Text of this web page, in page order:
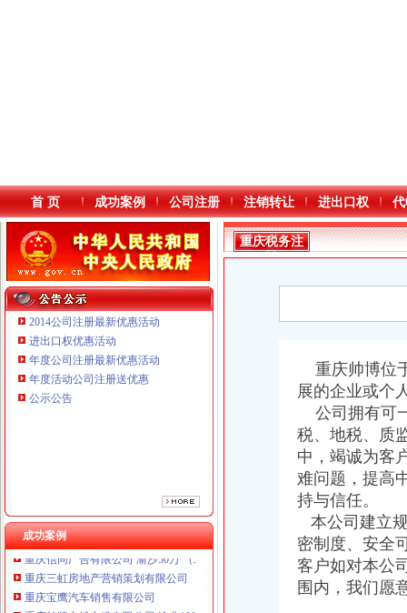
本站导航
首 页 成功案例 公司注册 注销转让 进出口权
2014公司注册最新优惠活动
进出口权优惠活动
年度公司注册最新优惠活动
年度活动公司注册送优惠
公示公告
成功案例
重庆鸽牌电线电缆有限公司 渝北10010万 (进出口权)
重庆海谛升进出口贸易有限公司 渝北100万 （进出口权）
重庆奕欣锦诚商贸有限公司 渝九50万 （工商注册）
重庆信同广告有限公司 渝沙50万 （工商注册）
重庆三虹房地产营销策划有限公司
重庆宝鹰汽车销售有限公司
重庆鸽牌电线电缆有限公司 渝北10010万 (进出口权)
重庆税务注
销
重庆帅博位
展的企业或个
公司拥有可
税、地税、质
中，竭诚为客
难问题，提高
持与信任。
本公司建立
密制度、安全
客户如对本公
围内，我们愿